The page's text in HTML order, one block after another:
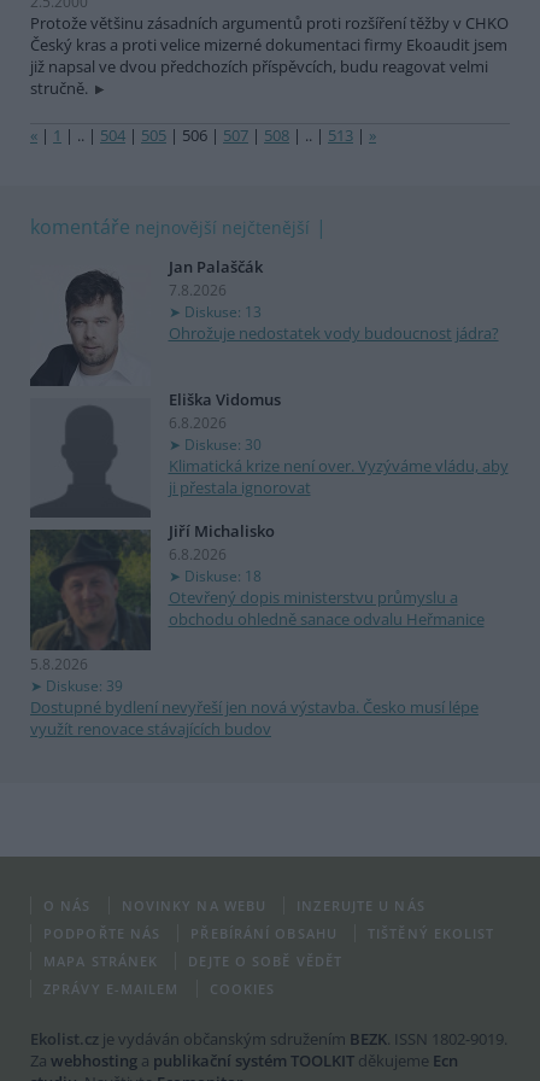
Protože většinu zásadních argumentů proti rozšíření těžby v CHKO
Český kras a proti velice mizerné dokumentaci firmy Ekoaudit jsem
již napsal ve dvou předchozích příspěvcích, budu reagovat velmi
stručně.
« | 1 | .. | 504 | 505 | 506 | 507 | 508 | .. | 513 | »
komentáře nejnovější nejčtenější
Jan Palaščák
7.8.2026
Diskuse: 13
Ohrožuje nedostatek vody budoucnost jádra?
Eliška Vidomus
6.8.2026
Diskuse: 30
Klimatická krize není over. Vyzýváme vládu, aby
ji přestala ignorovat
Jiří Michalisko
6.8.2026
Diskuse: 18
Otevřený dopis ministerstvu průmyslu a
obchodu ohledně sanace odvalu Heřmanice
5.8.2026
Diskuse: 39
Dostupné bydlení nevyřeší jen nová výstavba. Česko musí lépe
využít renovace stávajících budov
O NÁS NOVINKY NA WEBU
INZERUJTE U NÁS
PODPOŘTE NÁS
PŘEBÍRÁNÍ OBSAHU
TIŠTĚNÝ EKOLIST
MAPA STRÁNEK
DEJTE O SOBĚ VĚDĚT
ZPRÁVY E-MAILEM
COOKIES
Ekolist.cz je vydáván občanským sdružením BEZK. ISSN 1802-9019.
Za webhosting a publikační systém TOOLKIT děkujeme Ecn